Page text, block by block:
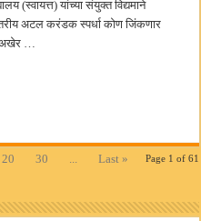
(स्वायत्त) यांच्या संयुक्त विद्यमाने
अटल करंडक स्पर्धा कोण जिंकणार
अखेर …
Page 1 of 61
20 30 ... Last »